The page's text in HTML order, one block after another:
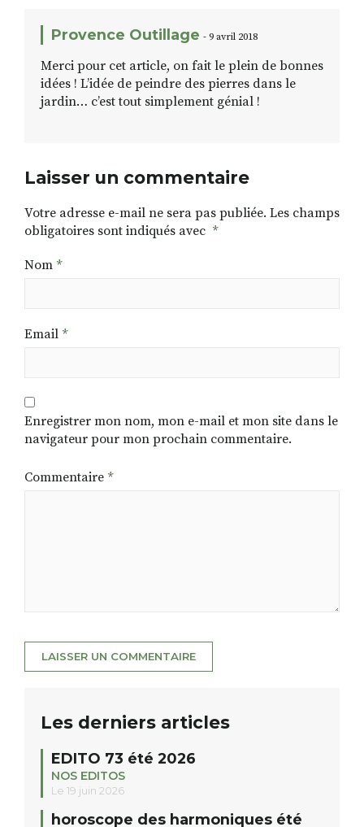
Provence Outillage - 9 avril 2018
Merci pour cet article, on fait le plein de bonnes
idées ! L’idée de peindre des pierres dans le
jardin… c’est tout simplement génial !
Laisser un commentaire
Votre adresse e-mail ne sera pas publiée. Les champs
obligatoires sont indiqués avec *
Nom *
Email *
Enregistrer mon nom, mon e-mail et mon site dans le
navigateur pour mon prochain commentaire.
Commentaire *
Les derniers articles
EDITO 73 été 2026
NOS EDITOS
Le 19 juin 2026
horoscope des harmoniques été